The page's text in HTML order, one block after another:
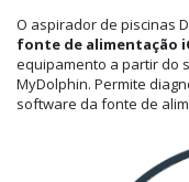
O aspirador de piscinas
fonte de alimentação
equipamento a partir do
MyDolphin. Permite
software da fonte de